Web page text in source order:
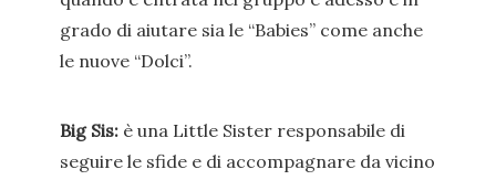
grado di aiutare sia le “Babies” come anche
le nuove “Dolci”.
Big Sis: è una Little Sister responsabile di
seguire le sfide e di accompagnare da vicino